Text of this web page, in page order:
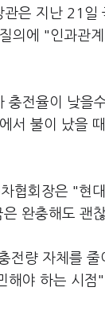
관은 지난 21일
의에 "인과관
충전율이 낮을
서 불이 났을
협회장은 "현
완충해도 괜
전량 자체를
해야 하는 시점